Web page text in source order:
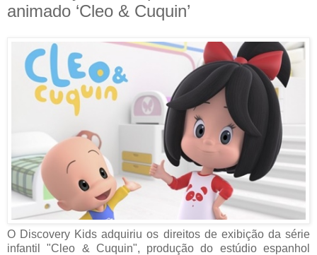
animado ‘Cleo & Cuquin’
O Discovery Kids adquiriu os direitos de exibição da série
infantil "Cleo & Cuquin", produção do estúdio espanhol